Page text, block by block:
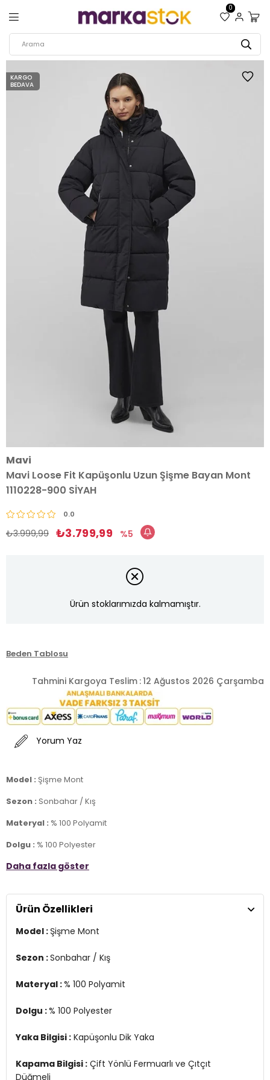
0
KARGO
BEDAVA
Mavi
Mavi Loose Fit Kapüşonlu Uzun Şişme Bayan Mont
1110228-900 SİYAH
0.0
₺3.999,99 ₺3.799,99 5
Ürün stoklarımızda kalmamıştır.
Beden Tablosu
Tahmini Kargoya Teslim :12 Ağustos 2026 Çarşamba
Yorum Yaz
Model : Şişme Mont
Sezon : Sonbahar / Kış
Materyal : % 100 Polyamit
Dolgu : % 100 Polyester
Yaka Bilgisi : Kapüşonlu Dik Yaka
Cep Bilgisi :Cepli
Kol Bilgisi : Uzun Kol
Kalıp Bilgisi : Loose Fit
89 cm / Beden : S
Detay :
- İple ayarlanabilir sabit kapüşon
2DK1110228900.07
Daha fazla göster
Ürün Özellikleri
Model : Şişme Mont
Sezon :Sonbahar / Kış
Materyal :% 100 Polyamit
Dolgu :% 100 Polyester
Yaka Bilgisi : Kapüşonlu Dik Yaka
Kapama Bilgisi : Çift Yönlü Fermuarlı ve Çıtçıt
Düğmeli